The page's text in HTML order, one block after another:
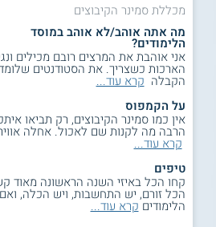
אשכולות למידה
הוראה מותאמת בשפה
אשכול כבדי שמיעה
חדשה במחלקה.
מסלול דו-חוגי: נוסף על
ניתן לבחור חוג נוסף
העל-יסודי:
חינוך יסודי: ספרות,
תרבות ישראל.
חינוך על-יסודי: ספרות,
מכללת סמינר הקיבוצים
מה אתה אוהב/לא אוהב במוסד
הלימודים?
אני אוהבת את המרצים רובם מכילים
הארכות כשצריך. את הסטודנטים
הקבלה קרא עוד...
על הקמפוס
אין כמו סמינר הקיבוצים, רק תביאו
הרבה מה לקנות שם לאכול. אחלה
קרא עוד...
טיפים
קחו הכל באיזי השנה הראשונה מאוד
הכל זורם, יש התחשבות, ויש הכלה,
הלימודים קרא עוד...